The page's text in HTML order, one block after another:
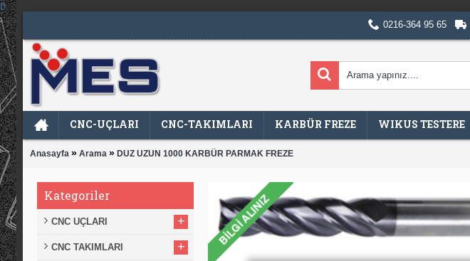
0216-364 95 65
CNC-UÇLARI CNC-TAKIMLARI KARBÜR FREZE WIKUS TESTERE
Anasayfa » Arama » DUZ UZUN 1000 KARBÜR PARMAK FREZE
Kategoriler
CNC UÇLARI +
CNC TAKIMLARI +